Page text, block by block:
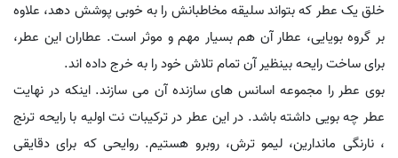
خلق یک عطر که بتواند سلیقه مخاطبانش را به خوبی پوشش دهد، علاوه
بر گروه بویایی، عطار آن هم بسیار مهم و موثر است. عطاران این عطر،
برای ساخت رایحه بینظیر آن تمام تلاش خود را به خرج داده اند.
بوی عطر را مجموعه اسانس های سازنده آن می سازند. اینکه در نهایت
عطر چه بویی داشته باشد. در این عطر در ترکیبات نت اولیه با رایحه ترنج
، نارنگی ماندارین، لیمو ترش، روبرو هستیم. روایحی که برای دقایقی